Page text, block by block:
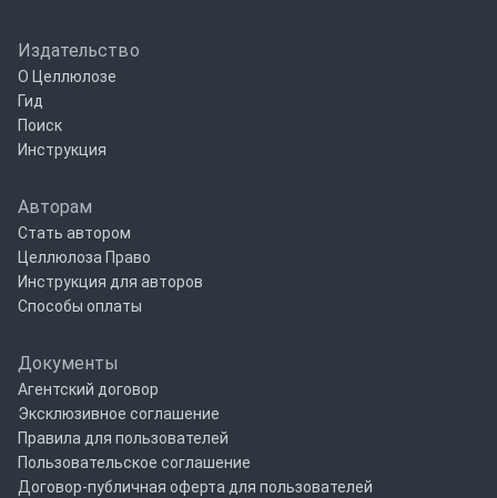
Издательство
О Целлюлозе
Гид
Поиск
Инструкция
Авторам
Стать автором
Целлюлоза Право
Инструкция для авторов
Способы оплаты
Документы
Агентский договор
Эксклюзивное соглашение
Правила для пользователей
Пользовательское соглашение
Договор-публичная оферта для пользователей